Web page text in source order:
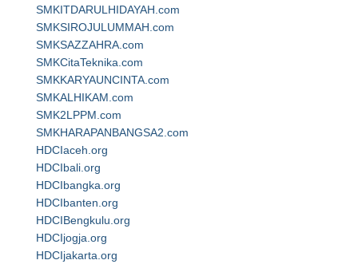
SMKITDARULHIDAYAH.com
SMKSIROJULUMMAH.com
SMKSAZZAHRA.com
SMKCitaTeknika.com
SMKKARYAUNCINTA.com
SMKALHIKAM.com
SMK2LPPM.com
SMKHARAPANBANGSA2.com
HDCIaceh.org
HDCIbali.org
HDCIbangka.org
HDCIbanten.org
HDCIBengkulu.org
HDCIjogja.org
HDCIjakarta.org